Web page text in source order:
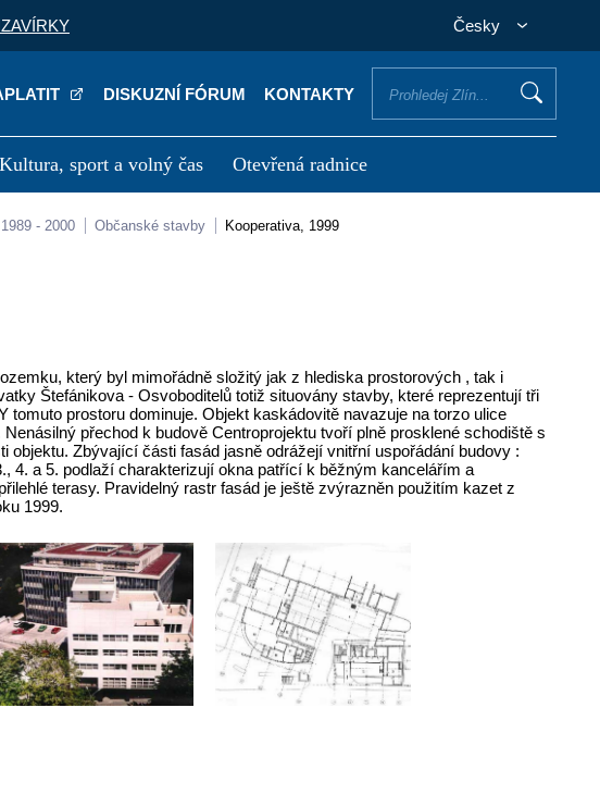
Česky
DISKUZNÍ FÓRUM KONTAKTY
Kultura, sport a volný čas Otevřená radnice
Potřebuji vyřídit
- 2000 Občanské stavby Kooperativa, 1999
který byl mimořádně složitý jak z hlediska prostorových , tak i
Štefánikova - Osvoboditelů totiž situovány stavby, které reprezentují tři
prostoru dominuje. Objekt kaskádovitě navazuje na torzo ulice
přechod k budově Centroprojektu tvoří plně prosklené schodiště s
Zbývající části fasád jasně odrážejí vnitřní uspořádání budovy :
4. a 5. podlaží charakterizují okna patřící k běžným kancelářím a
terasy. Pravidelný rastr fasád je ještě zvýrazněn použitím kazet z
1999.